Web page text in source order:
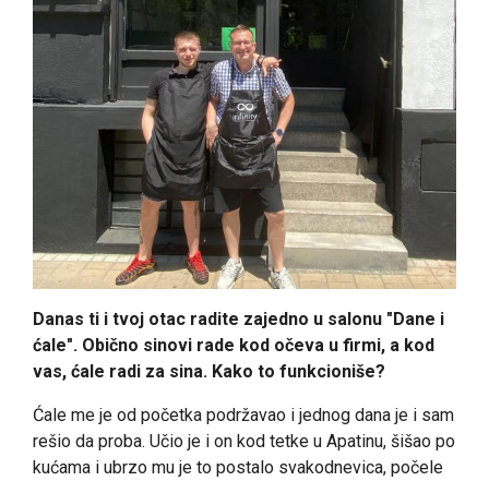
Danas ti i tvoj otac radite zajedno u salonu "Dane i
ćale". Obično sinovi rade kod očeva u firmi, a kod
vas, ćale radi za sina. Kako to funkcioniše?
Ćale me je od početka podržavao i jednog dana je i sam
rešio da proba. Učio je i on kod tetke u Apatinu, šišao po
kućama i ubrzo mu je to postalo svakodnevica, počele